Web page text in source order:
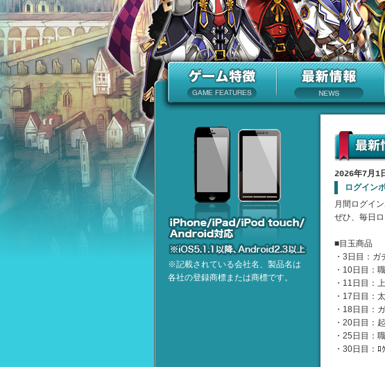
2026年7月1
ログイン
月間ログイ
ぜひ、毎日
■目玉商品
・3日目：ガ
・10日目：
・11日目：
・17日目：
・18日目：
・20日目：
・25日目：
・30日目：ﾛ
※記載されている会社名、製品名は
各社の登録商標または商標です。